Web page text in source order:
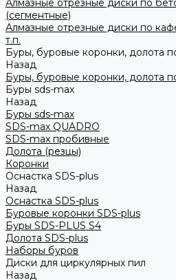
Алмазные отрезные диски по
(сегментные)
Алмазные отрезные диски по
т.п.
Буры, буровые коронки, долота
Назад
Буры, буровые коронки, долота
Буры sds-max
Назад
Буры sds-max
SDS-max QUADRO
SDS-max пробивные
Долота (резцы)
Коронки
Оснастка SDS-plus
Назад
Оснастка SDS-plus
Буровые коронки SDS-plus
Буры SDS-PLUS S4
Долота SDS-plus
Наборы буров
Диски для циркулярных пил
Назад